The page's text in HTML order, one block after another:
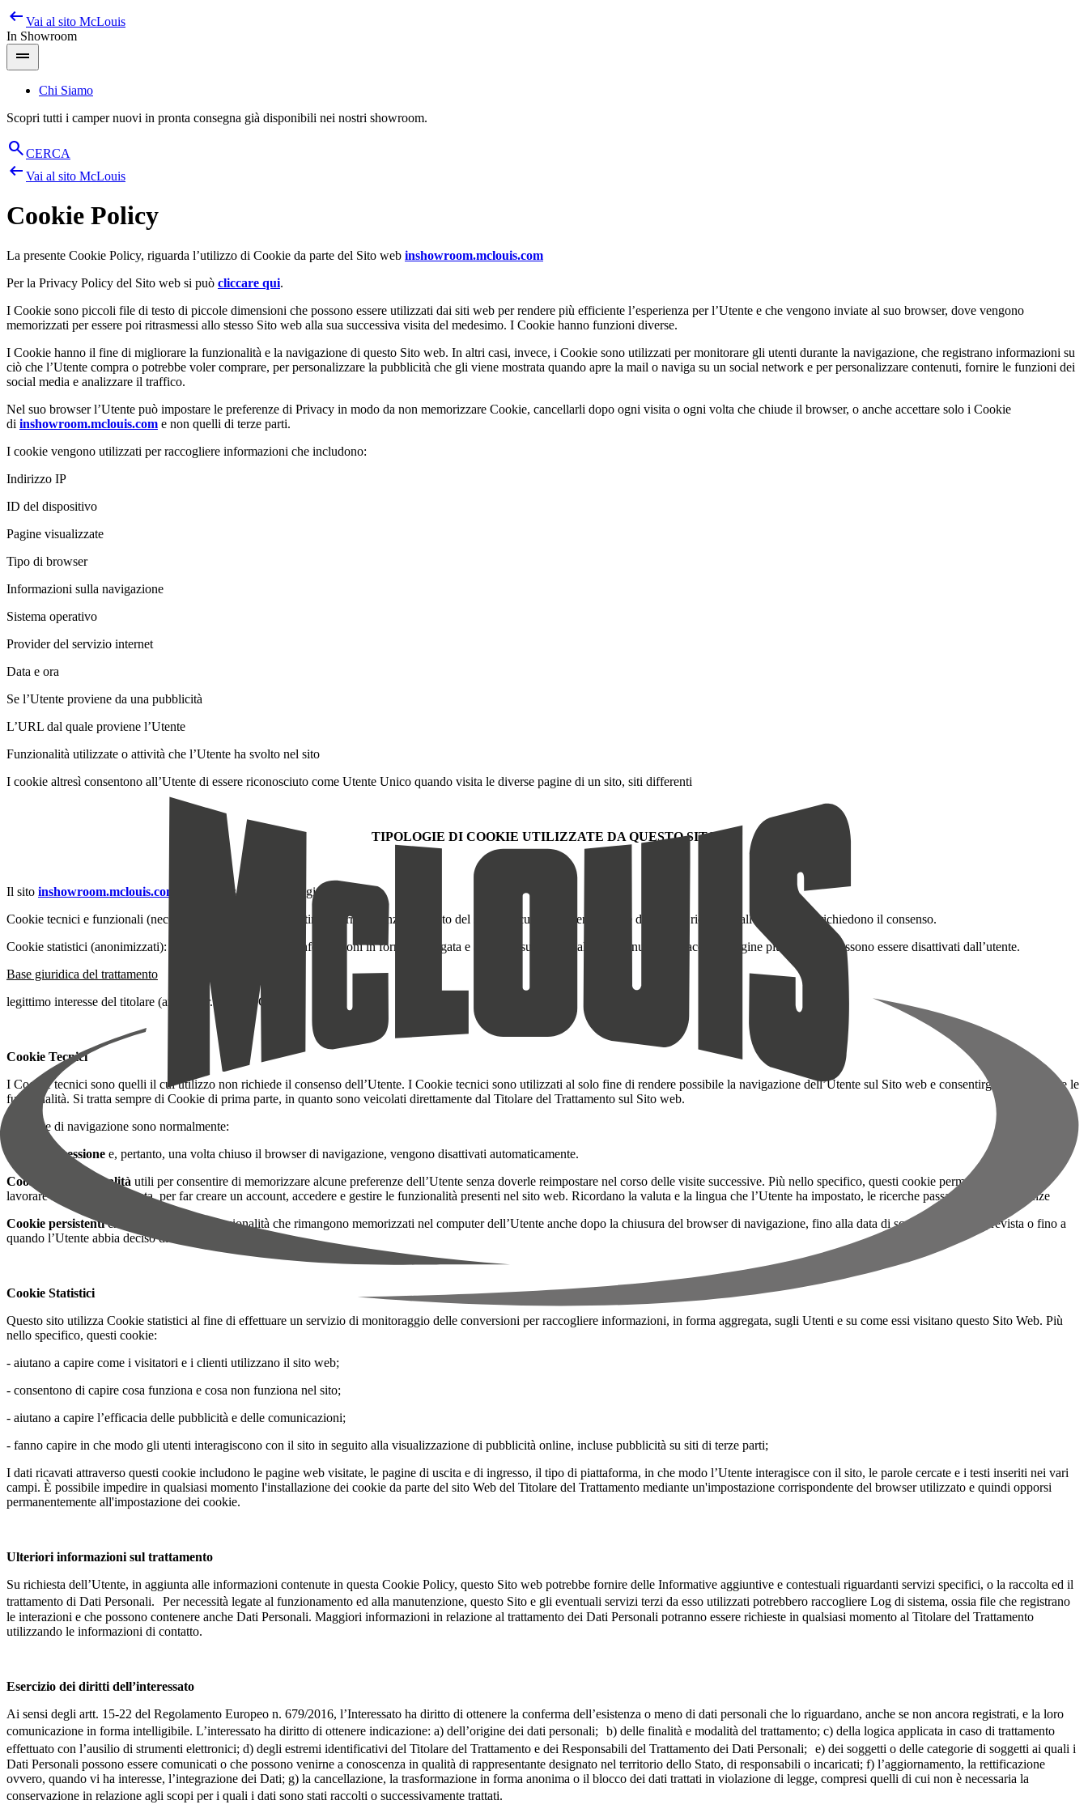
Salta
contenuto
arrow_left_alt Vai al sito McLouis
In Showroom
drag_handle
Chi Siamo
Scopri tutti i camper nuovi in pronta consegna già disponibili nei nostri showroom.
searchCERCA
arrow_left_alt Vai al sito McLouis
Cookie Policy
La presente Cookie Policy, riguarda l’utilizzo di Cookie da parte del Sito web inshowroom.mclouis.com
Per la Privacy Policy del Sito web si può cliccare qui.
I Cookie sono piccoli file di testo di piccole dimensioni che possono essere utilizzati dai siti web per rendere più efficiente l’esperienza per l’Utente e che vengono inviate al suo browser, dove vengono
memorizzati per essere poi ritrasmessi allo stesso Sito web alla sua successiva visita del medesimo. I Cookie hanno funzioni diverse.
I Cookie hanno il fine di migliorare la funzionalità e la navigazione di questo Sito web. In altri casi, invece, i Cookie sono utilizzati per monitorare gli utenti durante la navigazione, che registrano informazioni su
ciò che l’Utente compra o potrebbe voler comprare, per personalizzare la pubblicità che gli viene mostrata quando apre la mail o naviga su un social network e per personalizzare contenuti, fornire le funzioni dei
social media e analizzare il traffico.
Nel suo browser l’Utente può impostare le preferenze di Privacy in modo da non memorizzare Cookie, cancellarli dopo ogni visita o ogni volta che chiude il browser, o anche accettare solo i Cookie
di inshowroom.mclouis.com e non quelli di terze parti.
I cookie vengono utilizzati per raccogliere informazioni che includono:
Indirizzo IP
ID del dispositivo
Pagine visualizzate
Tipo di browser
Informazioni sulla navigazione
Sistema operativo
Provider del servizio internet
Data e ora
Se l’Utente proviene da una pubblicità
L’URL dal quale proviene l’Utente
Funzionalità utilizzate o attività che l’Utente ha svolto nel sito
I cookie altresì consentono all’Utente di essere riconosciuto come Utente Unico quando visita le diverse pagine di un sito, siti differenti
TIPOLOGIE DI COOKIE UTILIZZATE DA QUESTO SITO
Il sito inshowroom.mclouis.com
utilizza le seguenti tipologie di cookie:
Cookie tecnici e funzionali (necessari): Utilizzati per garantire il corretto funzionamento del sito, la sicurezza e l’erogazione dei servizi richiesti dall’utente. Non richiedono il consenso.
Cookie statistici (anonimizzati): Utilizzati per raccogliere informazioni in forma aggregata e anonima sulle visite al sito (es. numero di accessi, pagine più visitate). Possono essere disattivati dall’utente.
Base giuridica del trattamento
legittimo interesse del titolare (art. 6, par. 1, lett. f GDPR)
Cookie Tecnici
I Cookie tecnici sono quelli il cui utilizzo non richiede il consenso dell’Utente. I Cookie tecnici sono utilizzati al solo fine di rendere possibile la navigazione dell’Utente sul Sito web e consentirgli di utilizzarne le
funzionalità. Si tratta sempre di Cookie di prima parte, in quanto sono veicolati direttamente dal Titolare del Trattamento sul Sito web.
I Cookie di navigazione sono normalmente:
Cookie di sessione e, pertanto, una volta chiuso il browser di navigazione, vengono disattivati automaticamente.
Cookie di Funzionalità utili per consentire di memorizzare alcune preferenze dell’Utente senza doverle reimpostare nel corso delle visite successive. Più nello specifico, questi cookie permettono al sito di
lavorare in maniera adeguata, per far creare un account, accedere e gestire le funzionalità presenti nel sito web. Ricordano la valuta e la lingua che l’Utente ha impostato, le ricerche passate e altre preferenze
Cookie persistentiche sono Cookie di funzionalità che rimangono memorizzati nel computer dell’Utente anche dopo la chiusura del browser di navigazione, fino alla data di scadenza per essi prevista o fino a
quando l’Utente abbia deciso di eliminarli.
Cookie Statistici
Questo sito utilizza Cookie statistici al fine di effettuare un servizio di monitoraggio delle conversioni per raccogliere informazioni, in forma aggregata, sugli Utenti e su come essi visitano questo Sito Web. Più
nello specifico, questi cookie:
- aiutano a capire come i visitatori e i clienti utilizzano il sito web;
- consentono di capire cosa funziona e cosa non funziona nel sito;
- aiutano a capire l’efficacia delle pubblicità e delle comunicazioni;
- fanno capire in che modo gli utenti interagiscono con il sito in seguito alla visualizzazione di pubblicità online, incluse pubblicità su siti di terze parti;
I dati ricavati attraverso questi cookie includono le pagine web visitate, le pagine di uscita e di ingresso, il tipo di piattaforma, in che modo l’Utente interagisce con il sito, le parole cercate e i testi inseriti nei vari
campi. È possibile impedire in qualsiasi momento l'installazione dei cookie da parte del sito Web del Titolare del Trattamento mediante un'impostazione corrispondente del browser utilizzato e quindi opporsi
permanentemente all'impostazione dei cookie.
Ulteriori informazioni sul trattamento
Su richiesta dell’Utente, in aggiunta alle informazioni contenute in questa Cookie Policy, questo Sito web potrebbe fornire delle Informative aggiuntive e contestuali riguardanti servizi specifici, o la raccolta ed il
trattamento di Dati Personali. Per necessità legate al funzionamento ed alla manutenzione, questo Sito e gli eventuali servizi terzi da esso utilizzati potrebbero raccogliere Log di sistema, ossia file che registrano
le interazioni e che possono contenere anche Dati Personali. Maggiori informazioni in relazione al trattamento dei Dati Personali potranno essere richieste in qualsiasi momento al Titolare del Trattamento
utilizzando le informazioni di contatto.
Esercizio dei diritti dell’interessato
Ai sensi degli artt. 15-22 del Regolamento Europeo n. 679/2016, l’Interessato ha diritto di ottenere la conferma dell’esistenza o meno di dati personali che lo riguardano, anche se non ancora registrati, e la loro
comunicazione in forma intelligibile. L’interessato ha diritto di ottenere indicazione: a) dell’origine dei dati personali; b) delle finalità e modalità del trattamento; c) della logica applicata in caso di trattamento
effettuato con l’ausilio di strumenti elettronici; d) degli estremi identificativi del Titolare del Trattamento e dei Responsabili del Trattamento dei Dati Personali; e) dei soggetti o delle categorie di soggetti ai quali i
Dati Personali possono essere comunicati o che possono venirne a conoscenza in qualità di rappresentante designato nel territorio dello Stato, di responsabili o incaricati; f) l’aggiornamento, la rettificazione
ovvero, quando vi ha interesse, l’integrazione dei Dati; g) la cancellazione, la trasformazione in forma anonima o il blocco dei dati trattati in violazione di legge, compresi quelli di cui non è necessaria la
conservazione in relazione agli scopi per i quali i dati sono stati raccolti o successivamente trattati.